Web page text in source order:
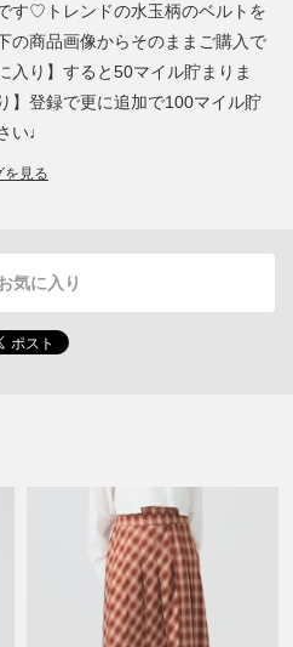
す♡トレンドの水玉柄のベルトを
の商品画像からそのままご購入で
り】すると50マイル貯まりま
】登録で更に追加で100マイル貯
い♩
を見る
気に入り